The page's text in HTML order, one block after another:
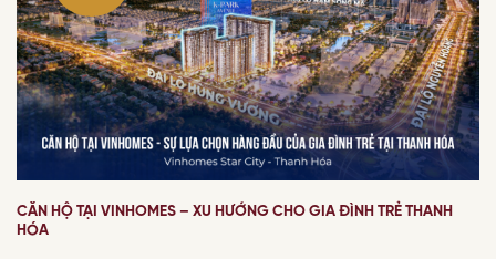
CĂN HỘ TẠI VINHOMES – XU HƯỚNG CHO GIA ĐÌNH TRẺ THANH
HÓA